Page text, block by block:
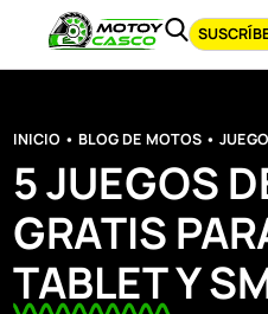
INICIO •BLOG DE MOTOS •
5 JUEGOS
GRATIS
TABLET Y